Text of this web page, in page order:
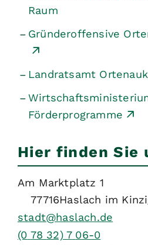
Raum
Gründeroffensive
Landratsamt
Förderprogramme
Hier finden Sie
Am Marktplatz 1
77716Haslach im
stadt@haslach.de
(0 78 32) 7 06-0